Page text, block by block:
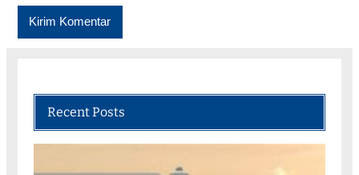
Recent Posts